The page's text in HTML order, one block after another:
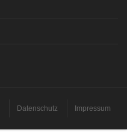
Datenschutz Impressum